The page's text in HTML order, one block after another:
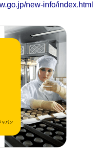
new-info/index.html